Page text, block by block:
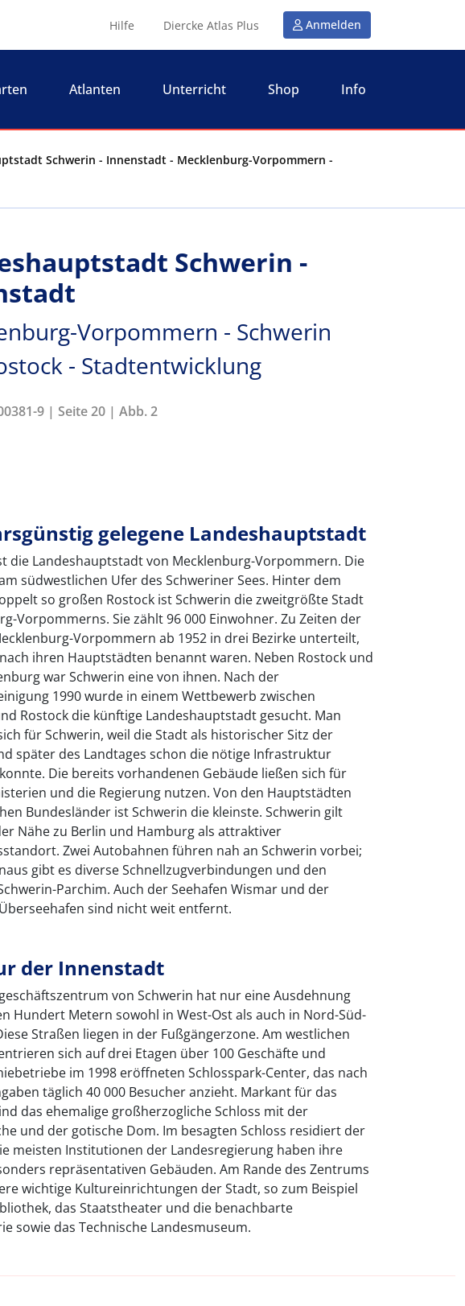
Hilfe Diercke Atlas Plus Anmelden
Atlanten Unterricht Shop Info
Schwerin - Innenstadt - Mecklenburg-Vorpommern -
Schwerin -
Vorpommern - Schwerin
- Stadtentwicklung
9 | Seite 20 | Abb. 2
gelegene Landeshauptstadt
die Landeshauptstadt von Mecklenburg-Vorpommern. Die
südwestlichen Ufer des Schweriner Sees. Hinter dem
so großen Rostock ist Schwerin die zweitgrößte Stadt
Vorpommerns. Sie zählt 96 000 Einwohner. Zu Zeiten der
Vorpommern ab 1952 in drei Bezirke unterteilt,
ihren Hauptstädten benannt waren. Neben Rostock und
war Schwerin eine von ihnen. Nach der
1990 wurde in einem Wettbewerb zwischen
Rostock die künftige Landeshauptstadt gesucht. Man
für Schwerin, weil die Stadt als historischer Sitz der
später des Landtages schon die nötige Infrastruktur
Die bereits vorhandenen Gebäude ließen sich für
und die Regierung nutzen. Von den Hauptstädten
Bundesländer ist Schwerin die kleinste. Schwerin gilt
Nähe zu Berlin und Hamburg als attraktiver
Zwei Autobahnen führen nah an Schwerin vorbei;
gibt es diverse Schnellzugverbindungen und den
Parchim. Auch der Seehafen Wismar und der
sind nicht weit entfernt.
der Innenstadt
von Schwerin hat nur eine Ausdehnung
Hundert Metern sowohl in West-Ost als auch in Nord-Süd-
Straßen liegen in der Fußgängerzone. Am westlichen
sich auf drei Etagen über 100 Geschäfte und
im 1998 eröffneten Schlosspark-Center, das nach
täglich 40 000 Besucher anzieht. Markant für das
das ehemalige großherzogliche Schloss mit der
und der gotische Dom. Im besagten Schloss residiert der
meisten Institutionen der Landesregierung haben ihre
repräsentativen Gebäuden. Am Rande des Zentrums
wichtige Kultureinrichtungen der Stadt, so zum Beispiel
das Staatstheater und die benachbarte
sowie das Technische Landesmuseum.